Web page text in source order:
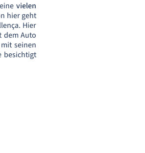
vielen
hier geht
Hier
dem Auto
seinen
besichtigt